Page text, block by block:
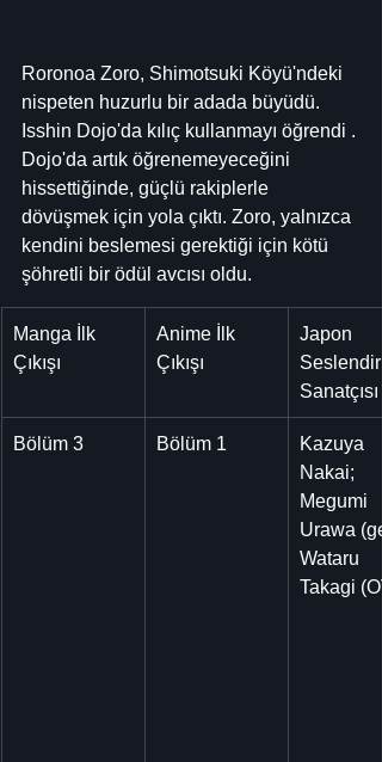
Roronoa Zoro, Shimotsuki Köyü'ndeki
nispeten huzurlu bir adada büyüdü.
Isshin Dojo'da kılıç kullanmayı öğrendi .
Dojo'da artık öğrenemeyeceğini
hissettiğinde, güçlü rakiplerle
dövüşmek için yola çıktı. Zoro, yalnızca
kendini beslemesi gerektiği için kötü
şöhretli bir ödül avcısı oldu.
Manga İlk
Çıkışı
Anime İlk
Çıkışı
Japon
Sanatçısı
Bölüm 3 Bölüm 1
Kazuya
Nakai;
Megumi
Urawa
Wataru
Takagi